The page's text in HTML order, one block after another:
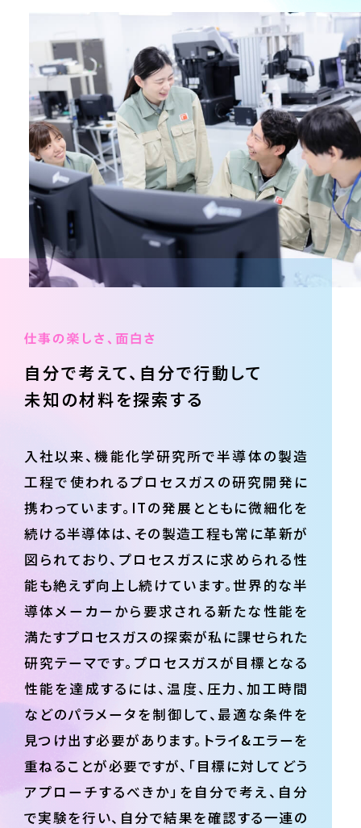
自分で考えて、 自分で行動して
未知の材料を探索する
入社以来、機能化学研究所で半導体の製造
工程で使われるプロセスガスの研究開発に
携わっています。ITの発展とともに微細化を
続ける半導体は、その製造工程も常に革新が
図られており、プロセスガスに求められる性
能も絶えず向上し続けています。世界的な半
導体メーカーから要求される新たな性能を
満たすプロセスガスの探索が私に課せられた
研究テーマです。プロセスガスが目標となる
性能を達成するには、温度、圧力、加工時間
などのパラメータを制御して、最適な条件を
見つけ出す必要があります。トライ&エラーを
重ねることが必要ですが、「目標に対してどう
アプローチするべきか」を自分で考え、自分
で実験を行い、自分で結果を確認する一連の